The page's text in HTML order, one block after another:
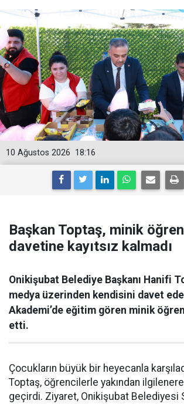
18:16
10 Ağustos 2026
Başkan Toptaş, minik
davetine kayıtsız kalmadı
Onikişubat Belediye Başkanı Hanifi
medya üzerinden kendisini davet
Akademi’de eğitim gören minik
etti.
Çocukların büyük bir heyecanla
Toptaş, öğrencilerle yakından
geçirdi. Ziyaret, Onikişubat Belediyesi